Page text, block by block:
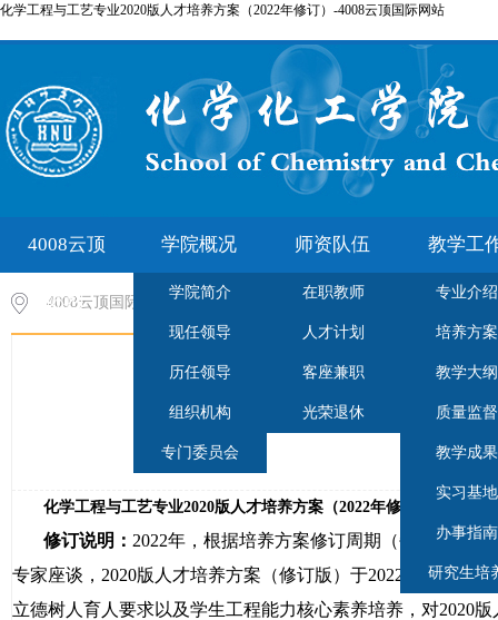
化学工程与工艺专业2020版人才培养方案（2022年修订）-4008云顶国际网站
4008云顶
国际网
学院概况
学院简介
现任领导
历任领导
组织机构
专门委员会
师资队伍
在职教师
人才计划
客座兼职
光荣退休
教学工
专业介绍
培养方案
教学大纲
质量监督
教学成果
实习基地
办事指南
研究生培
4008云顶国际网站-云顶集团7610官方网站 > 培养方案
化学工程与
化学工程与工艺专业2020版人才培养方案（2022年修订）
修订说明： 2022年，根据培养方案修订周期（每
年修订
专家座谈， 2020版人才培养方案（修订版）于2022 8月在化
立德树人育人要求以及学生工程能力核心素养培养，对2020版